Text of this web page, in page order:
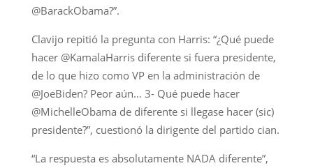
@BarackObama?”.
Clavijo repitió la pregunta con Harris: “¿Qué puede
hacer @KamalaHarris diferente si fuera presidente,
de lo que hizo como VP en la administración de
@JoeBiden? Peor aún… 3- Qué puede hacer
@MichelleObama de diferente si llegase hacer (sic)
presidente?”, cuestionó la dirigente del partido cian.
“La respuesta es absolutamente NADA diferente”,